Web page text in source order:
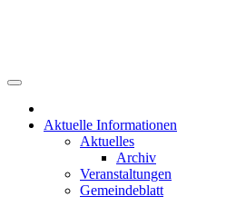
Aktuelle Informationen
Aktuelles
Archiv
Veranstaltungen
Gemeindeblatt